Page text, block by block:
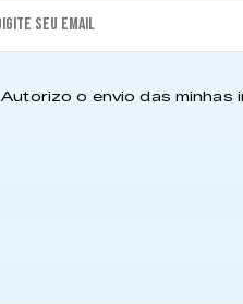
Autorizo o envio das minhas